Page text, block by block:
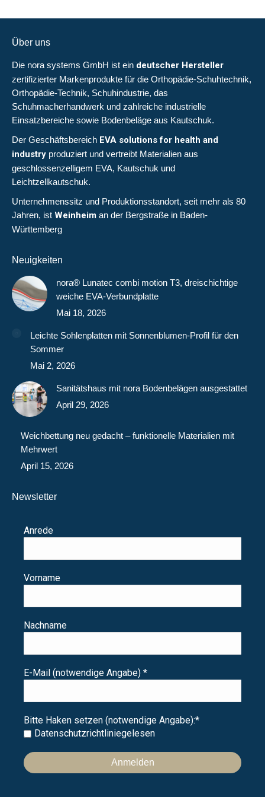
Über uns
Die nora systems GmbH ist ein deutscher Hersteller
zertifizierter Markenprodukte für die Orthopädie-Schuhtechnik,
Orthopädie-Technik, Schuhindustrie, das
Schuhmacherhandwerk und zahlreiche industrielle
Einsatzbereiche sowie Bodenbeläge aus Kautschuk.
Der Geschäftsbereich EVA solutions for health and
industry produziert und vertreibt Materialien aus
geschlossenzelligem EVA, Kautschuk und
Leichtzellkautschuk.
Unternehmenssitz und Produktionsstandort, seit mehr als 80
Jahren, ist Weinheim an der Bergstraße in Baden-
Württemberg
Neuigkeiten
nora® Lunatec combi motion T3, dreischichtige
weiche EVA-Verbundplatte
Mai 18, 2026
Leichte Sohlenplatten mit Sonnenblumen-Profil für den
Sommer
Mai 2, 2026
Sanitätshaus mit nora Bodenbelägen ausgestattet
April 29, 2026
Weichbettung neu gedacht – funktionelle Materialien mit
Mehrwert
April 15, 2026
Newsletter
Anrede
Vorname
Nachname
E-Mail (notwendige Angabe) *
Bitte Haken setzen (notwendige Angabe):*
Datenschutzrichtliniegelesen